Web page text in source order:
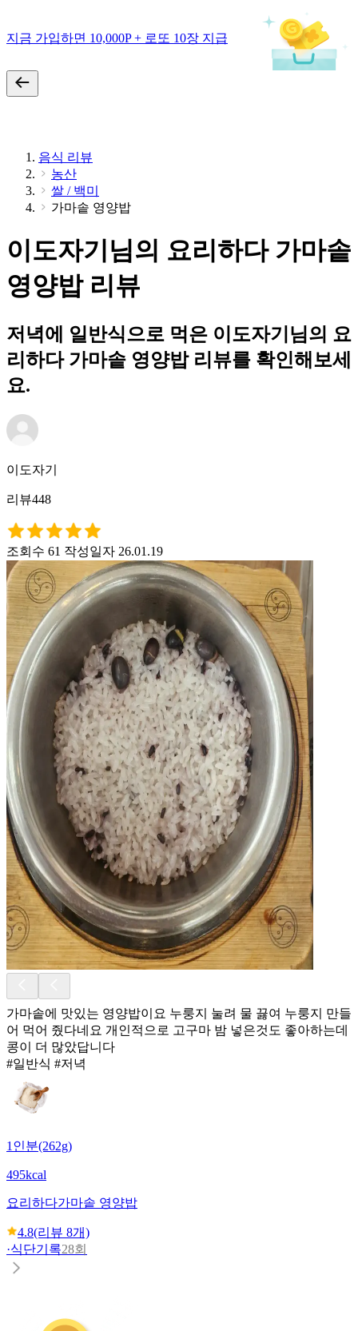
지금 가입하면 10,000P + 로또 10장 지급
음식 리뷰
농산
쌀 / 백미
가마솥 영양밥
이도자기님의 요리하다 가마솥
영양밥 리뷰
저녁에 일반식으로 먹은 이도자기님의 요
리하다 가마솥 영양밥 리뷰를 확인해보세
요.
이도자기
리뷰448
조회수 61 작성일자 26.01.19
가마솥에 맛있는 영양밥이요 누룽지 눌려 물 끓여 누룽지 만들
어 먹어 줬다네요 개인적으로 고구마 밤 넣은것도 좋아하는데
콩이 더 많았답니다
#일반식 #저녁
1인분(262g)
495kcal
요리하다가마솥 영양밥
4.8(리뷰 8개)
·식단기록28회